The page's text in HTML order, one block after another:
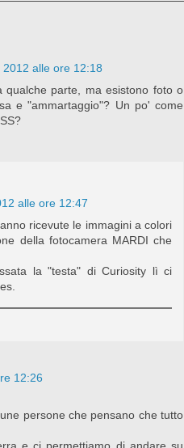
2012 alle ore 12:18
parte, ma esistono foto o
e "ammartaggio"? Un po' come
alle ore 12:47
ricevute le immagini a colori
della fotocamera MARDI che
la "testa" di Curiosity lì ci
12:26
persone che pensano che tutto
e ci permettiamo di andare su